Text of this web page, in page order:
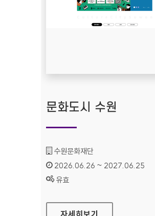
문화도시 수원
기관명 :
수원문화재단
인증기간 :
2026.06.26 ~ 2027.06.25
상태 :
유효
문화도시 수원
자세히보기